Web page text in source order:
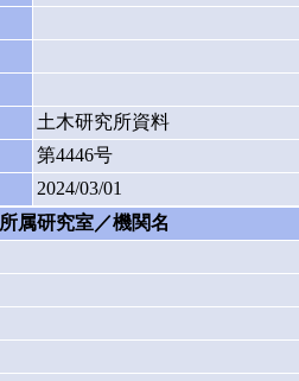
土木研究所資料
第4446号
2024/03/01
所属研究室／機関名